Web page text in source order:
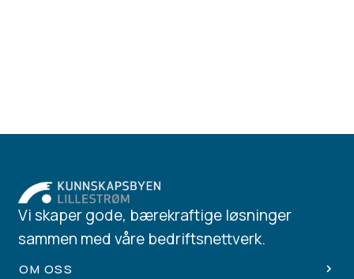
Vi skaper gode, bærekraftige løsninger
sammen med våre bedriftsnettverk.
OM OSS